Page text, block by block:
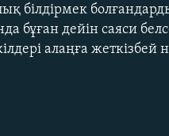
білдірмек
бұған дейін саяси
алаңға